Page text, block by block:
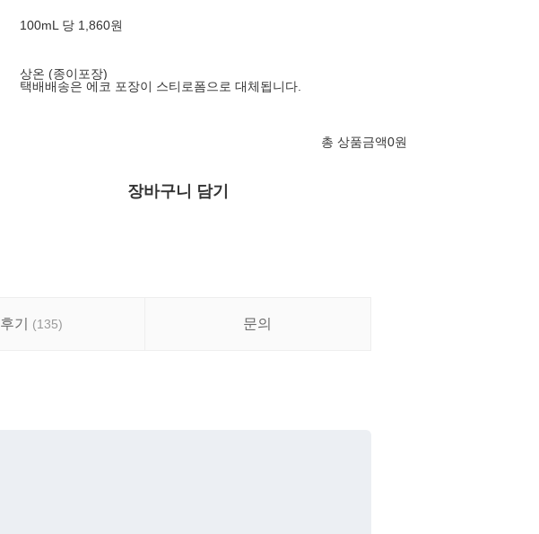
100mL 당 1,860원
상온 (종이포장)
택배배송은 에코 포장이 스티로폼으로 대체됩니다.
총 상품금액0원
장바구니 담기
후기 (135) 문의